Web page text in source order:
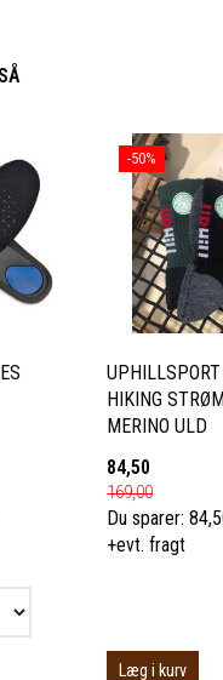
-50%
HIKING
MERINO ULD
84,50
169,00
Du sparer:
+evt. fragt
Læg i kurv